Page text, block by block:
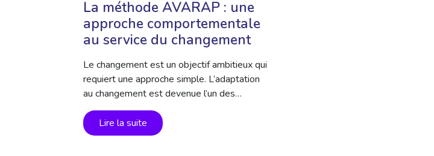
La méthode AVARAP : une
approche comportementale
au service du changement
Le changement est un objectif ambitieux qui
requiert une approche simple. L’adaptation
au changement est devenue l’un des…
Lire la suite